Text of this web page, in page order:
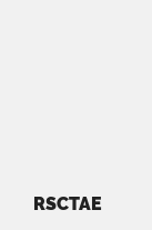
RSCTAE